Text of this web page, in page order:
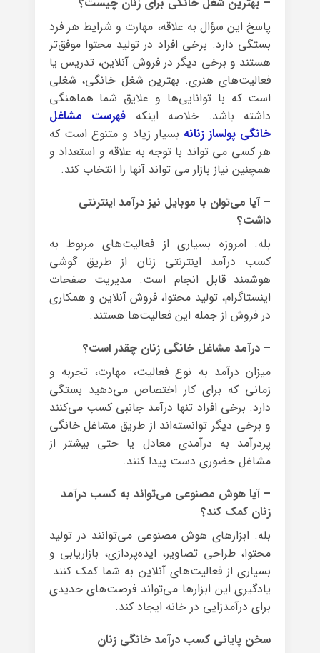
پاسخ این سؤال به علاقه، مهارت و شرایط هر فرد
بستگی دارد. برخی افراد در تولید محتوا موفق‌تر
هستند و برخی دیگر در فروش آنلاین، تدریس یا
فعالیت‌های هنری. بهترین شغل خانگی، شغلی
است که با توانایی‌ها و علایق شما هماهنگی
داشته باشد. خلاصه اینکه فهرست مشاغل
خانگی پولساز زنانه بسیار زیاد و متنوع است که
هر کسی می تواند با توجه به علاقه و استعداد و
همچنین نیاز بازار می تواند آنها را انتخاب کند.
– آیا می‌توان با موبایل نیز درآمد اینترنتی
داشت؟
بله. امروزه بسیاری از فعالیت‌های مربوط به
کسب درآمد اینترنتی زنان از طریق گوشی
هوشمند قابل انجام است. مدیریت صفحات
اینستاگرام، تولید محتوا، فروش آنلاین و همکاری
در فروش از جمله این فعالیت‌ها هستند.
– درآمد مشاغل خانگی زنان چقدر است؟
میزان درآمد به نوع فعالیت، مهارت، تجربه و
زمانی که برای کار اختصاص می‌دهید بستگی
دارد. برخی افراد تنها درآمد جانبی کسب می‌کنند
و برخی دیگر توانسته‌اند از طریق مشاغل خانگی
پردرآمد به درآمدی معادل یا حتی بیشتر از
مشاغل حضوری دست پیدا کنند.
– آیا هوش مصنوعی می‌تواند به کسب درآمد
زنان کمک کند؟
بله. ابزارهای هوش مصنوعی می‌توانند در تولید
محتوا، طراحی تصاویر، ایده‌پردازی، بازاریابی و
بسیاری از فعالیت‌های آنلاین به شما کمک کنند.
یادگیری این ابزارها می‌تواند فرصت‌های جدیدی
برای درآمدزایی در خانه ایجاد کند.
سخن پایانی کسب درآمد خانگی زنان